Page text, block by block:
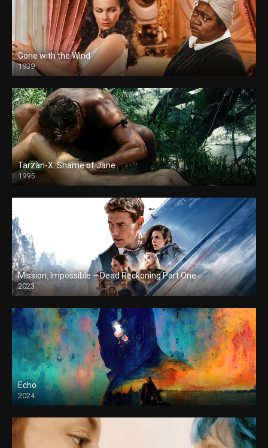
Gone with the Wind
1939
Tarzan-X: Shame of Jane
1995
Mission: Impossible – Dead Reckoning Part One
2023
Echo
2024